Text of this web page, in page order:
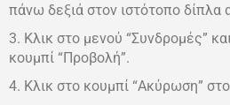
πάνω δεξιά στον ιστότοπο δίπλα
3. Κλικ στο μενού “Συνδρομές”
κουμπί “Προβολή”.
4. Κλικ στο κουμπί “Ακύρωση”